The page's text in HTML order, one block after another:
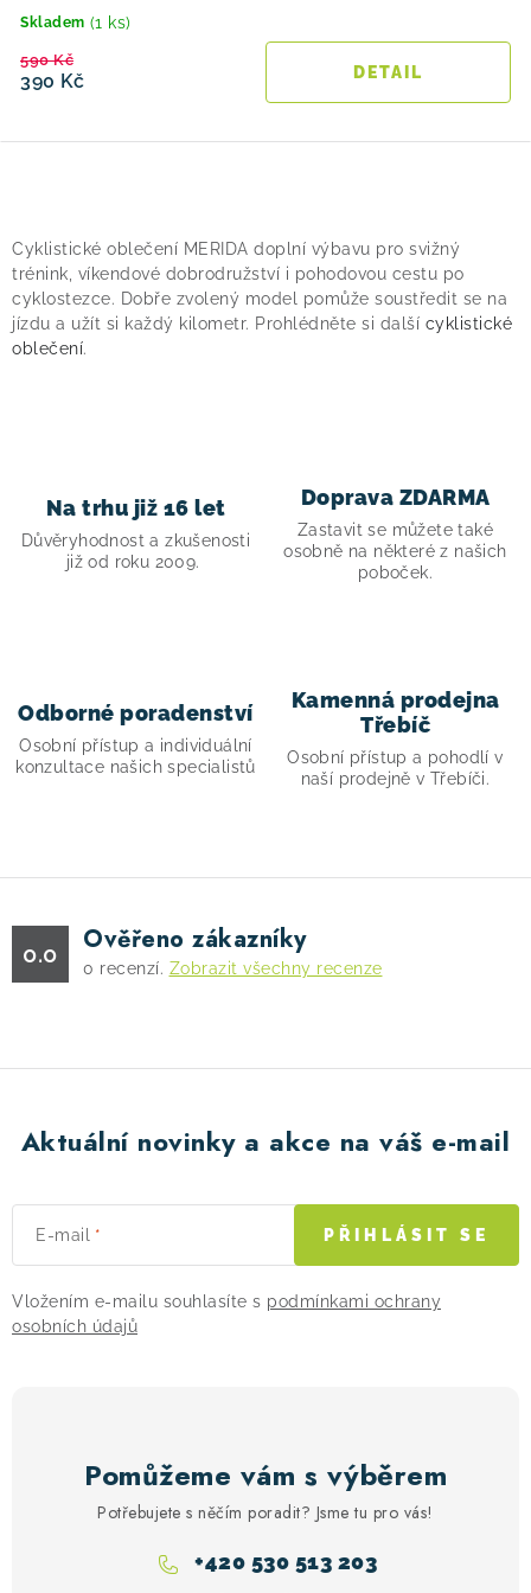
Skladem (1 ks)
390 Kč
590 Kč
v
l
á
d
a
k
i
s
u
Cyklistické oblečení MERIDA doplní výbavu pro svižný
trénink, víkendové dobrodružství i pohodovou cestu po
cyklostezce. Dobře zvolený model pomůže soustředit se na
jízdu a užít si každý kilometr. Prohlédněte si další cyklistické
oblečení.
Na trhu již 16 let
Důvěryhodnost a zkušenosti
již od roku 2009.
Doprava ZDARMA
Zastavit se můžete také
osobně na některé z našich
poboček.
Odborné poradenství
Osobní přístup a individuální
konzultace našich specialistů
Kamenná prodejna
Třebíč
Osobní přístup a pohodlí v
naší prodejně v Třebíči.
0.0 Ověřeno zákazníky
0 recenzí. Zobrazit všechny recenze
Aktuální novinky a akce na váš e-mail
E-mail
Vložením e-mailu souhlasíte s podmínkami ochrany
osobních údajů
PŘIHLÁSIT SE
Pomůžeme vám s výběrem
Potřebujete s něčím poradit? Jsme tu pro vás!
+420 530 513 203